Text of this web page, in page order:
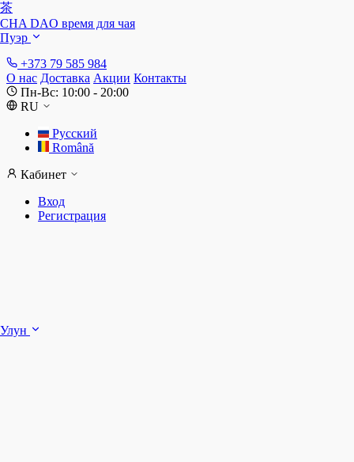
+373 79 585 984
О нас Доставка Акции Контакты
Пн-Вс: 10:00 - 20:00
RU
Русский
Română
Кабинет
Вход
Регистрация
茶
CHA DAO время для чая
Пуэр
Улун